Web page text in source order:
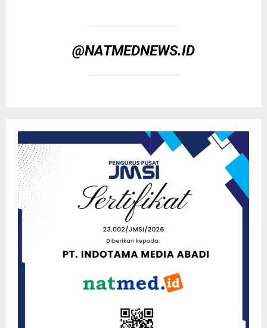
@NATMEDNEWS.ID